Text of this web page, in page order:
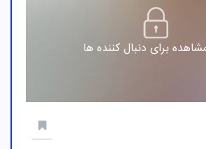
برای دنبال کننده ها